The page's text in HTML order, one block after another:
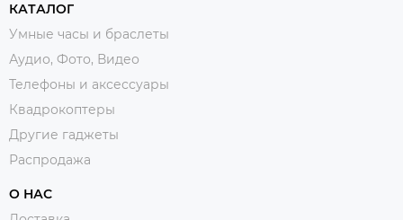
КАТАЛОГ
Умные часы и браслеты
Аудио, Фото, Видео
Телефоны и аксессуары
Квадрокоптеры
Другие гаджеты
Распродажа
О НАС